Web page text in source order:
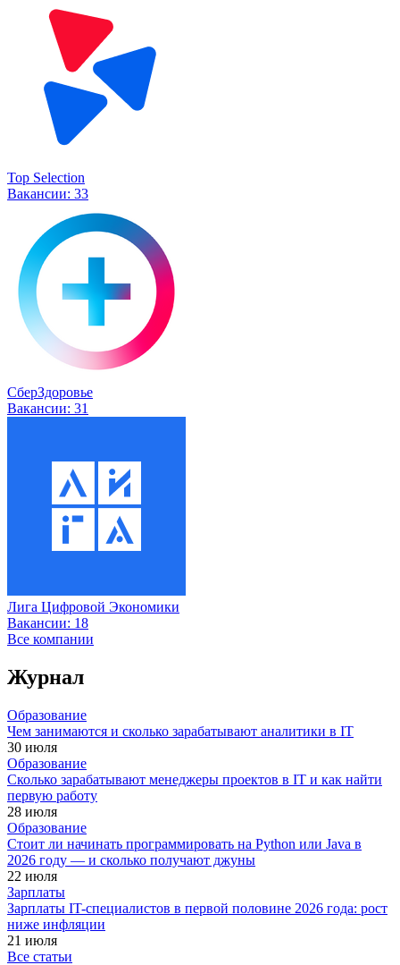
Top Selection
Вакансии: 33
СберЗдоровье
Вакансии: 31
Лига Цифровой Экономики
Вакансии: 18
Все компании
Журнал
Образование
Чем занимаются и сколько зарабатывают аналитики в IT
30 июля
Образование
Сколько зарабатывают менеджеры проектов в IT и как найти
первую работу
28 июля
Образование
Стоит ли начинать программировать на Python или Java в
2026 году — и сколько получают джуны
22 июля
Зарплаты
Зарплаты IT-специалистов в первой половине 2026 года: рост
ниже инфляции
21 июля
Все статьи